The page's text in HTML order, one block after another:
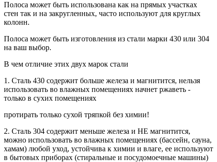
Полоса может быть использована как на прямых участках
стен так и на закругленных, часто используют для круглых
колонн.
Полоса может быть изготовления из стали марки 430 или 304
на ваш выбор.
В чем отличие этих двух марок стали
1. Сталь 430 содержит больше железа и магнитится, нельзя
использовать во влажных помещениях начнет ржаветь -
только в сухих помещениях
протирать только сухой тряпкой без химии!
2. Сталь 304 содержит меньше железа и НЕ магнитится,
можно использовать во влажных помещениях (бассейн, сауна,
хамам) любой уход, устойчива к химии и влаге, ее используют
в бытовых приборах (стиральные и посудомоечные машины)